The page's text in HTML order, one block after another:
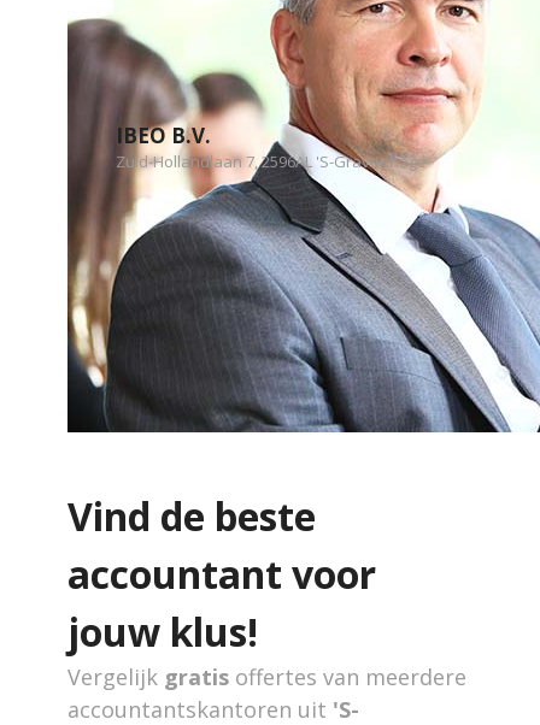
IBEO B.V.
Zuid-Hollandlaan 7, 2596AL 'S-Gravenhage
Vind de beste
accountant voor
jouw klus!
Vergelijk gratis offertes van meerdere
accountantskantoren uit 'S-